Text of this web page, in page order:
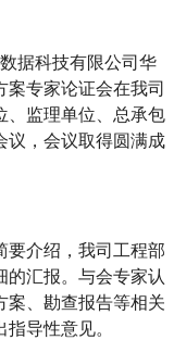
据科技有限公司华
专家论证会在我司
、监理单位、总承包
议，会议取得圆满成
要介绍，我司工程部
的汇报。与会专家认
案、勘查报告等相关
导性意见。